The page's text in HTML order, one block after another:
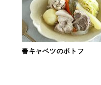
春キャベツのポトフ